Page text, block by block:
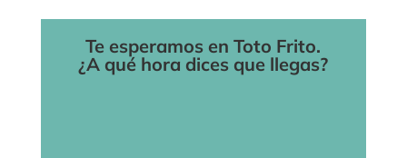
Te esperamos en Toto Frito.
¿A qué hora dices que llegas?